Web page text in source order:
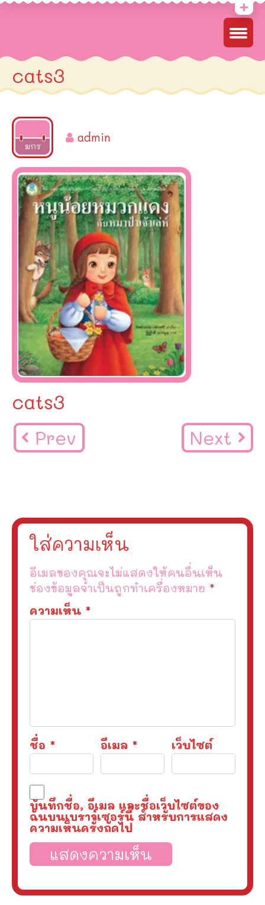
cats3
มกร
2022
admin
cats3
Prev Next
ใส่ความเห็น
อีเมลของคุณจะไม่แสดงให้คนอื่นเห็น
ช่องข้อมูลจำเป็นถูกทำเครื่องหมาย *
ความเห็น *
ชื่อ * อีเมล * เว็บไซต์
บันทึกชื่อ, อีเมล และชื่อเว็บไซต์ของ
ฉันบนเบราว์เซอร์นี้ สำหรับการแสดง
ความเห็นครั้งถัดไป